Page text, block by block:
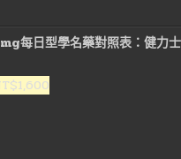
：
。
價
格：
NT$900。
每日型學名藥對照表：健力
1,600